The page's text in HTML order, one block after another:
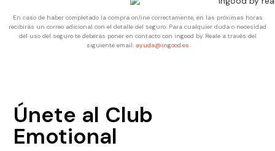
En caso de haber completado la compra online correctamente, en las próximas horas
recibirás un correo adicional con el detalle del seguro. Para cualquier duda o necesidad
del uso del seguro te deberás poner en contacto con ingood by Reale a través del
siguiente email: ayuda@ingood.es
Únete al Club
Emotional